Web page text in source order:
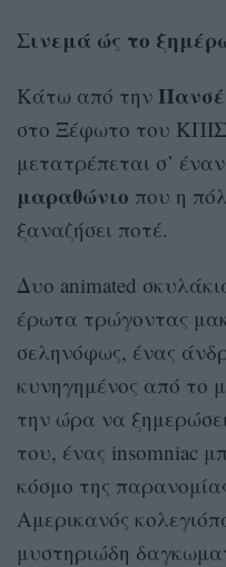
Σινεμά ώς το
Κάτω από την
στο Ξέφωτο του
μετατρέπεται σ’ έναν
μαραθώνιο που η
ξαναζήσει ποτέ.
Δυο animated
έρωτα τρώγοντας
σεληνόφως, ένας
κυνηγημένος από το
την ώρα να
του, ένας insomniac
κόσμο της
Αμερικανός
μυστηριώδη